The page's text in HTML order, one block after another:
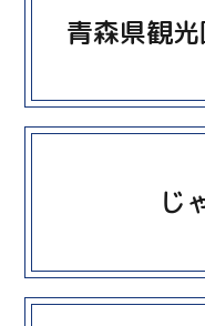
青森県観
じ
more
more